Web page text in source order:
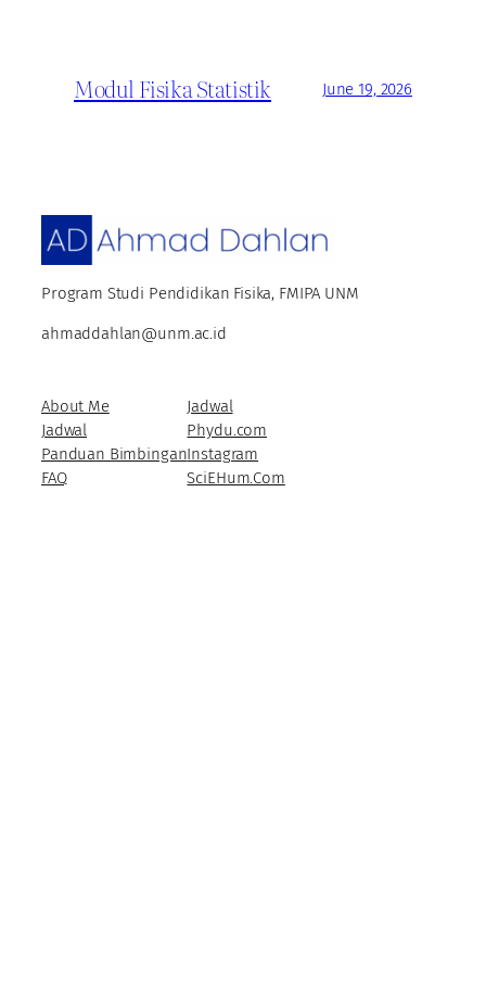
Modul Fisika Statistik June 19, 2026
Program Studi Pendidikan Fisika, FMIPA UNM
ahmaddahlan@unm.ac.id
About Me
Jadwal
Panduan Bimbingan
FAQ
Jadwal
Phydu.com
Instagram
SciEHum.Com